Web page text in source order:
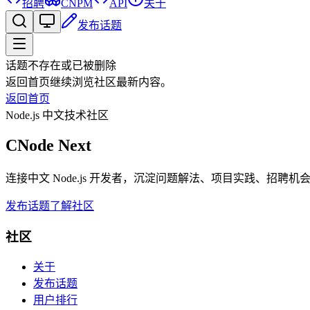
招聘 CNPM API
关于
发布话题
话题不存在或已被删除
返回首页继续浏览社区最新内容。
返回首页
Node.js 中文技术社区
CNode Next
连接中文 Node.js 开发者，沉淀问题解法、项目实践、招聘机会
发布话题了解社区
社区
关于
发布话题
用户排行